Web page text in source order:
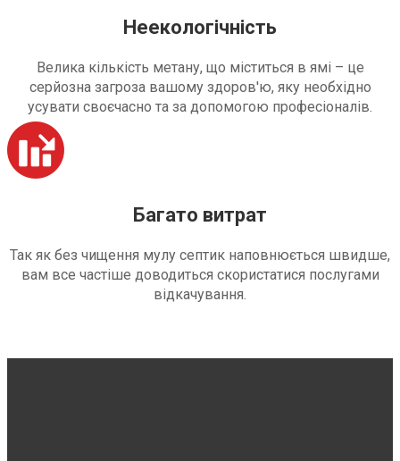
Неекологічність
Велика кількість метану, що міститься в ямі – це
серйозна загроза вашому здоров'ю, яку необхідно
усувати своєчасно та за допомогою професіоналів.
Багато витрат
Так як без чищення мулу септик наповнюється швидше,
вам все частіше доводиться скористатися послугами
відкачування.